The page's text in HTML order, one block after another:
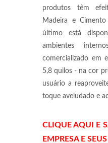
produtos têm
Madeira e
último está
ambientes
comercializado em
5,8 quilos - na cor
usuário a
toque aveludado e
CLIQUE AQUI E
EMPRESA E